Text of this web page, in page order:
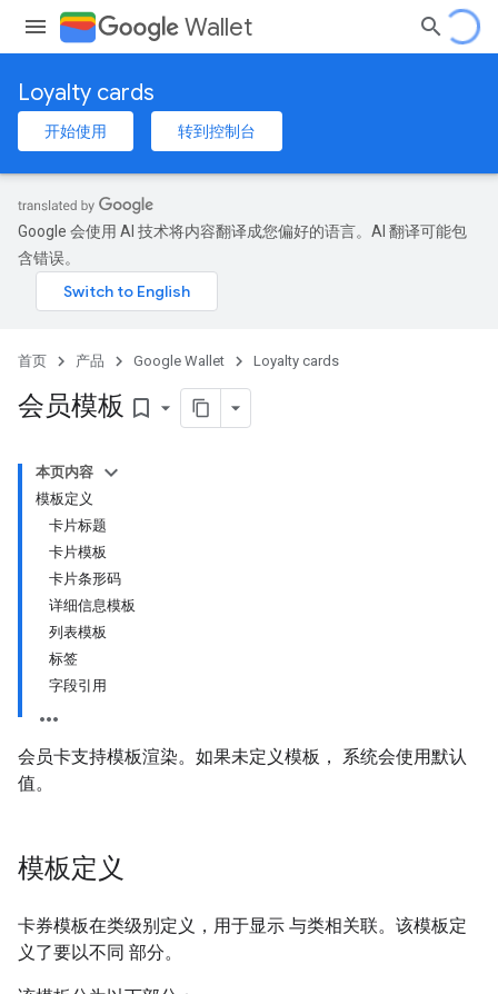
Wallet
Loyalty cards
开始使用 转到控制台
Google 会使用 AI 技术将内容翻译成您偏好的语言。AI 翻译可能包
含错误。
首页 产品 Google Wallet Loyalty cards
会员模板 bookmark_border
本页内容
模板定义
卡片标题
卡片模板
卡片条形码
详细信息模板
列表模板
标签
字段引用
会员卡支持模板渲染。如果未定义模板， 系统会使用默认
值。
模板定义
卡券模板在类级别定义，用于显示 与类相关联。该模板定
义了要以不同 部分。